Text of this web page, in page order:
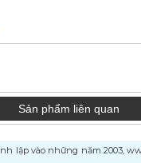
Sản phẩm liên quan
lập vào những năm 2003,